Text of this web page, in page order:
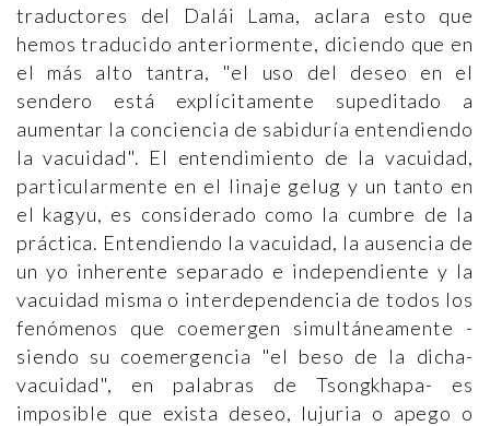
traductores del Dalái Lama, aclara esto que
hemos traducido anteriormente, diciendo que en
el más alto tantra, "el uso del deseo en el
sendero está explícitamente supeditado a
aumentar la conciencia de sabiduría entendiendo
la vacuidad". El entendimiento de la vacuidad,
particularmente en el linaje gelug y un tanto en
el kagyu, es considerado como la cumbre de la
práctica. Entendiendo la vacuidad, la ausencia de
un yo inherente separado e independiente y la
vacuidad misma o interdependencia de todos los
fenómenos que coemergen simultáneamente -
siendo su coemergencia "el beso de la dicha-
vacuidad", en palabras de Tsongkhapa- es
imposible que exista deseo, lujuria o apego o